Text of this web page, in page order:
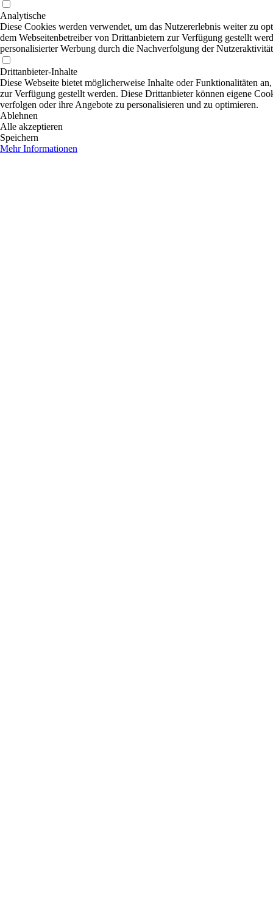
Analytische
Diese Cookies werden verwendet, um das Nutzererlebnis weiter zu
dem Webseitenbetreiber von Drittanbietern zur Verfügung gestellt
personalisierter Werbung durch die Nachverfolgung der
Drittanbieter-Inhalte
Diese Webseite bietet möglicherweise Inhalte oder Funktionalitäten
zur Verfügung gestellt werden. Diese Drittanbieter können eigene
verfolgen oder ihre Angebote zu personalisieren und zu optimieren.
Ablehnen
Alle akzeptieren
Speichern
Mehr Informationen